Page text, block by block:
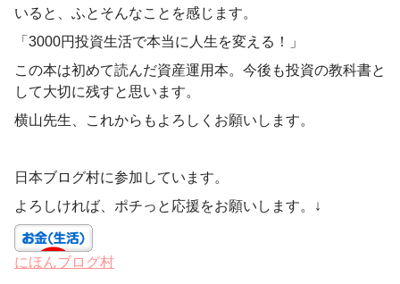
いると、ふとそんなことを感じます。
「3000円投資生活で本当に人生を変える！」
この本は初めて読んだ資産運用本。今後も投資の教科書と
して大切に残すと思います。
横山先生、これからもよろしくお願いします。
日本ブログ村に参加しています。
よろしければ、ポチっと応援をお願いします。↓
にほんブログ村